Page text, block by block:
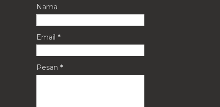
Nama
Email *
Pesan *